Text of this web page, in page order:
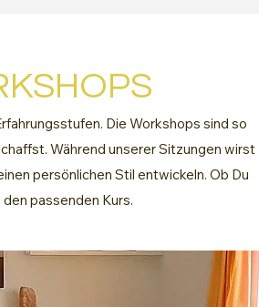
Die Workshops sind so
Während unserer Sitzungen wirst
persönlichen Stil entwickeln. Ob Du
passenden Kurs.